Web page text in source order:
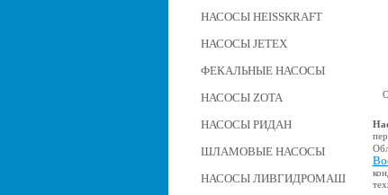
НАСОСЫ HEISSKRAFT
НАСОСЫ JETEX
ФЕКАЛЬНЫЕ НАСОСЫ
НАСОСЫ ZOTA
НАСОСЫ РИДАН
ШЛАМОВЫЕ НАСОСЫ
НАСОСЫ ЛИВГИДРОМАШ